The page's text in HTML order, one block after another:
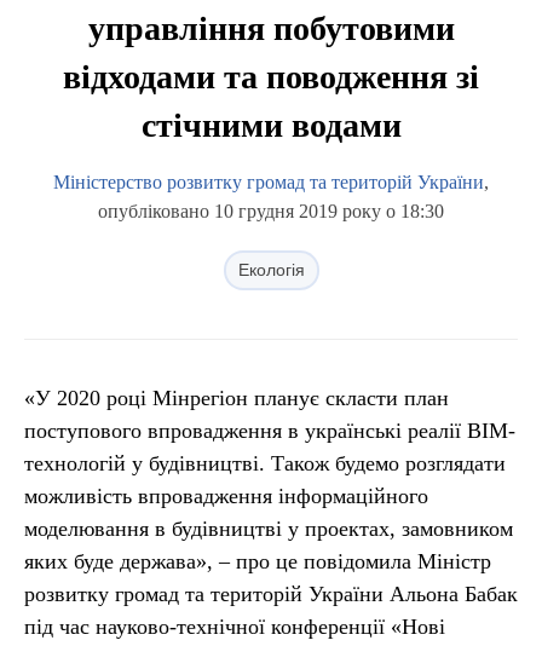
управління побутовими
відходами та поводження зі
стічними водами
Міністерство розвитку громад та територій України,
опубліковано 10 грудня 2019 року о 18:30
Екологія
«У 2020 році Мінрегіон планує скласти план
поступового впровадження в українські реалії ВІМ-
технологій у будівництві. Також будемо розглядати
можливість впровадження інформаційного
моделювання в будівництві у проектах, замовником
яких буде держава», – про це повідомила Міністр
розвитку громад та територій України Альона Бабак
під час науково-технічної конференції «Нові